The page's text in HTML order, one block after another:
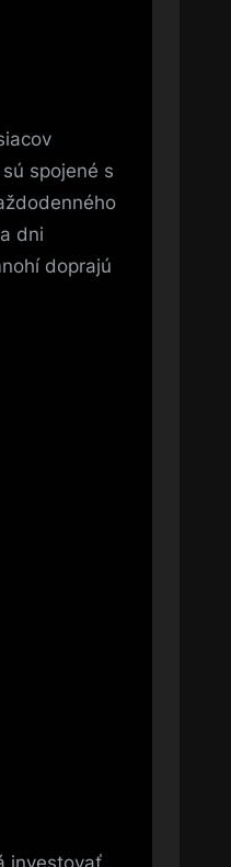
spojené s
dni
doprajú